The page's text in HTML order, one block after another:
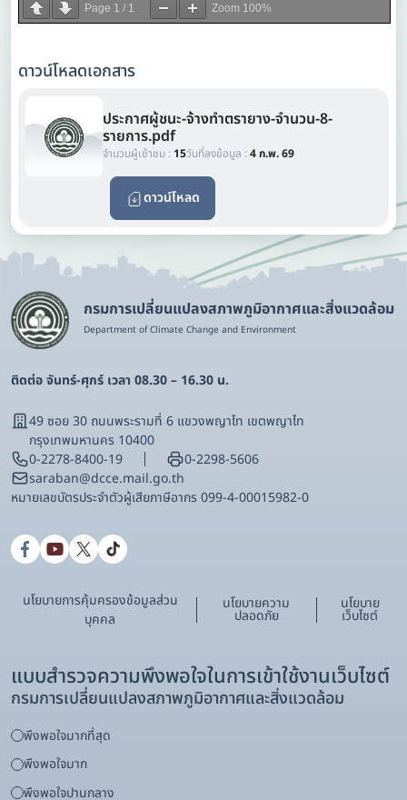
Page 1 / 1 Zoom 100%
ดาวน์โหลดเอกสาร
ประกาศผู้ชนะ-จ้างทำตรายาง-จำนวน-8-
รายการ.pdf
จำนวนผู้เข้าชม : 15วันที่ลงข้อมูล :4 ก.พ. 69
ดาวน์โหลด
กรมการเปลี่ยนแปลงสภาพภูมิอากาศและสิ่งแวดล้อม
Department of Climate Change and Environment
ติดต่อ จันทร์-ศุกร์ เวลา 08.30 – 16.30 น.
49 ซอย 30 ถนนพระรามที่ 6 แขวงพญาไท เขตพญาไท
กรุงเทพมหานคร 10400
0-2278-8400-19
0-2298-5606
saraban@dcce.mail.go.th
หมายเลขบัตรประจําตัวผู้เสียภาษีอากร 099-4-00015982-0
นโยบายการคุ้มครองข้อมูลส่วน
บุคคล
นโยบายความ
ปลอดภัย
นโยบาย
เว็บไซต์
แบบสำรวจความพึงพอใจในการเข้าใช้งานเว็บไซต์
กรมการเปลี่ยนแปลงสภาพภูมิอากาศและสิ่งแวดล้อม
พึงพอใจมากที่สุด
พึงพอใจมาก
พึงพอใจปานกลาง